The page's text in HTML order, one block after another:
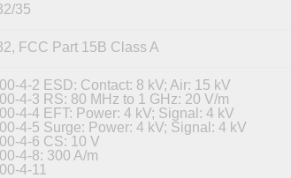
35
FCC Part 15B Class A
4-2 ESD: Contact: 8 kV; Air: 15 kV
4-3 RS: 80 MHz to 1 GHz: 20 V/m
4-4 EFT: Power: 4 kV; Signal: 4 kV
4-5 Surge: Power: 4 kV; Signal: 4 kV
4-6 CS: 10 V
4-8: 300 A/m
4-11